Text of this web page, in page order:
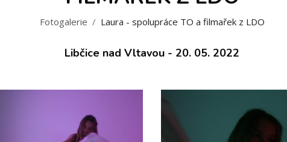
Fotogalerie Laura - spolupráce TO a filmařek z LDO
Libčice nad Vltavou - 20. 05. 2022